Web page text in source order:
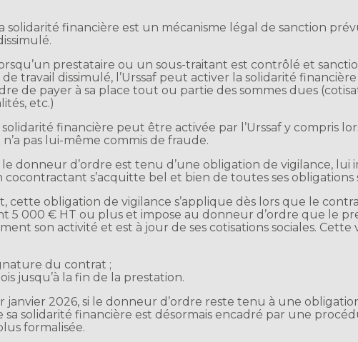
solidarité financière est un mécanisme légal de sanction
prestataire ou un sous-traitant est contrôlé et
travail dissimulé, l’Urssaf peut activer la solidarité
de payer à sa place tout ou partie des sommes dues
etc.)
financière peut être activée par l’Urssaf y compris
pas lui-même commis de fraude.
donneur d’ordre est tenu d’une obligation de vigilance, lui
cocontractant s’acquitte bel et bien de toutes ses obligations
cette obligation de vigilance s’applique dès lors que le
5 000 € HT ou plus et impose au donneur d’ordre que le
son activité et est à jour de ses cotisations sociales. Cette
du contrat ;
jusqu’à la fin de la prestation.
janvier 2026, si le donneur d’ordre reste tenu à une
sa solidarité financière est désormais encadré par une
formalisée.